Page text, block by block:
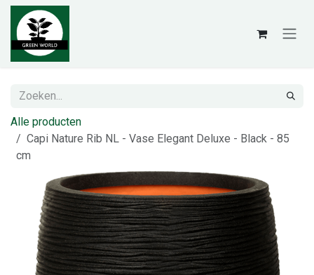
Overslaan naar inhoud
Alle producten
Capi Nature Rib NL - Vase Elegant Deluxe - Black - 85
cm